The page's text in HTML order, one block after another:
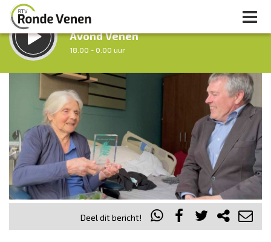
LUISTER LIVE:
Avond Venen
18.00 - 0.00 uur
Nacht van De Ronde Venen
0.00 - 7.00 uur
Vorig uur
Volgend uur
Inklappen
Deel dit bericht!